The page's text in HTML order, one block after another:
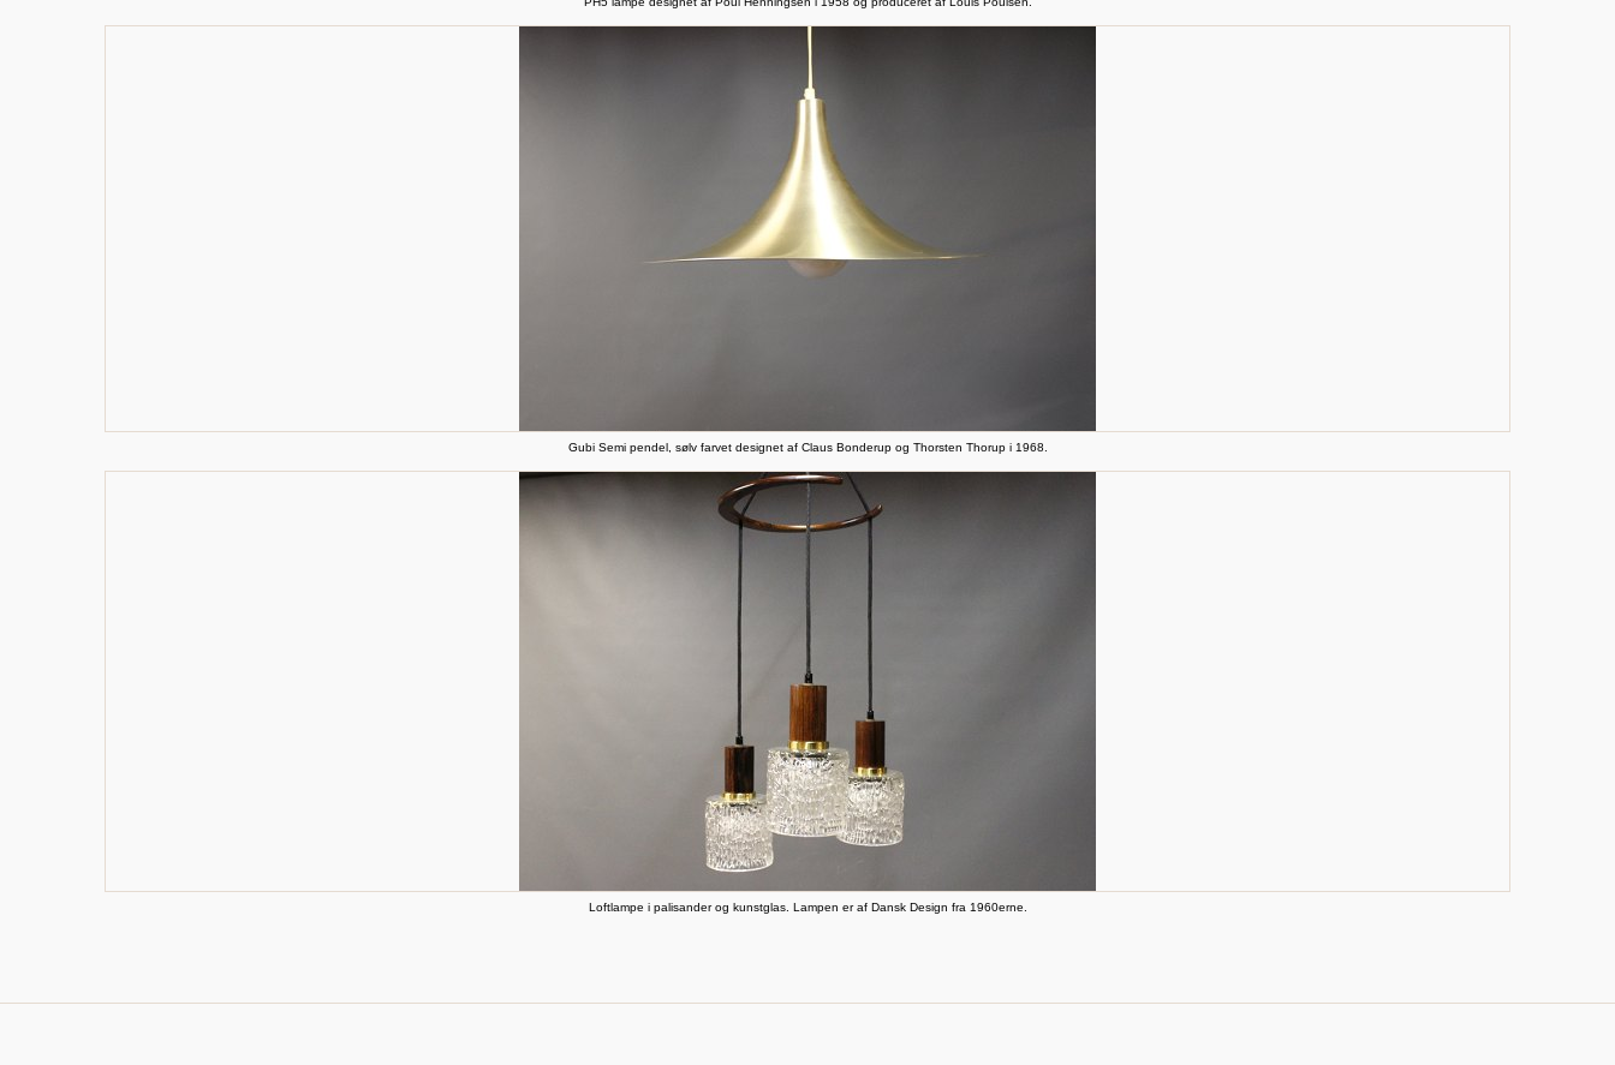
Gubi Semi pendel, sølv farvet designet af Claus Bonderup og Thorsten Thorup i 1968.
Loftlampe i palisander og kunstglas. Lampen er af Dansk Design fra 1960erne.